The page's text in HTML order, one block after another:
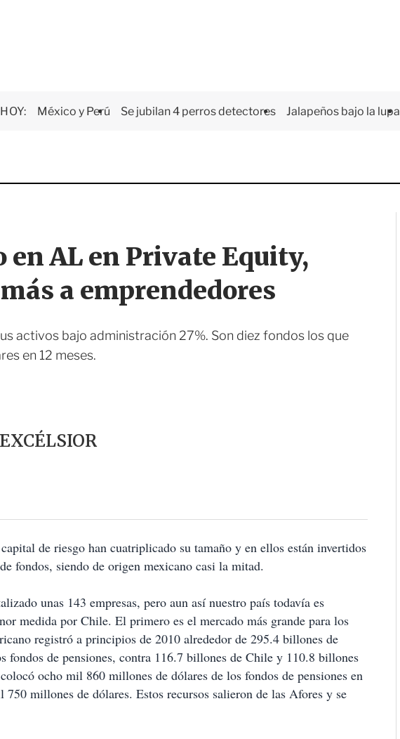
México y Perú Se jubilan 4 perros detectores Jalapeños bajo la lupa
en AL en Private Equity,
a emprendedores
activos bajo administración 27%. Son diez fondos los que
en 12 meses.
de riesgo han cuatriplicado su tamaño y en ellos están invertidos
fondos, siendo de origen mexicano casi la mitad.
unas 143 empresas, pero aun así nuestro país todavía es
medida por Chile. El primero es el mercado más grande para los
registró a principios de 2010 alrededor de 295.4 billones de
fondos de pensiones, contra 116.7 billones de Chile y 110.8 billones
ocho mil 860 millones de dólares de los fondos de pensiones en
millones de dólares. Estos recursos salieron de las Afores y se